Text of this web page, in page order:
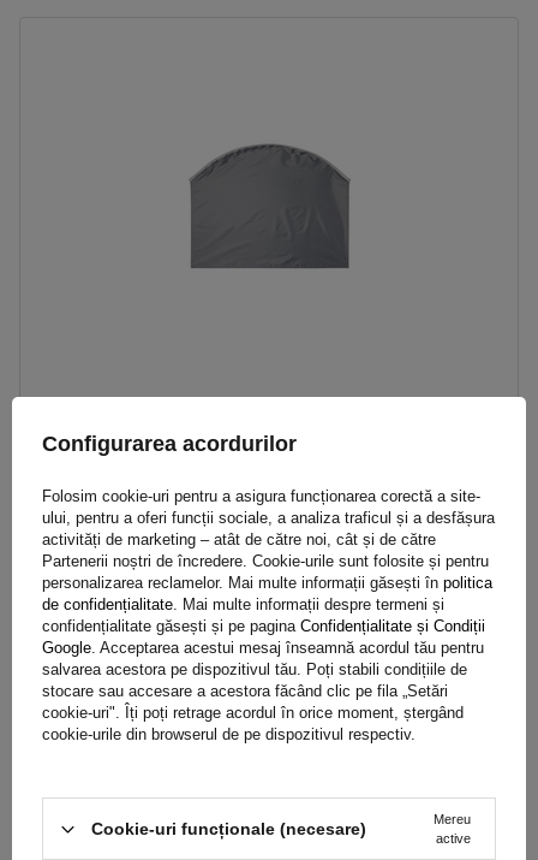
63,69 RONbrut
Produs disponibil in cantități mari Expediem pe data de10 august
Adaugă
în coș
SUPER OFERTĂ
Configurarea acordurilor
Folosim cookie-uri pentru a asigura funcționarea corectă a site-
ului, pentru a oferi funcții sociale, a analiza traficul și a desfășura
activități de marketing – atât de către noi, cât și de către
Partenerii noștri de încredere. Cookie-urile sunt folosite și pentru
personalizarea reclamelor. Mai multe informații găsești în politica
de confidențialitate. Mai multe informații despre termeni și
confidențialitate găsești și pe pagina Confidențialitate și Condiții
Google. Acceptarea acestui mesaj înseamnă acordul tău pentru
salvarea acestora pe dispozitivul tău. Poți stabili condițiile de
stocare sau accesare a acestora făcând clic pe fila „Setări
cookie-uri". Îți poți retrage acordul în orice moment, ștergând
cookie-urile din browserul de pe dispozitivul respectiv.
Cookie-uri funcționale (necesare)
Mereu
active